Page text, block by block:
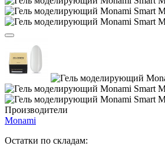
Производители
Monami
Остатки по складам: